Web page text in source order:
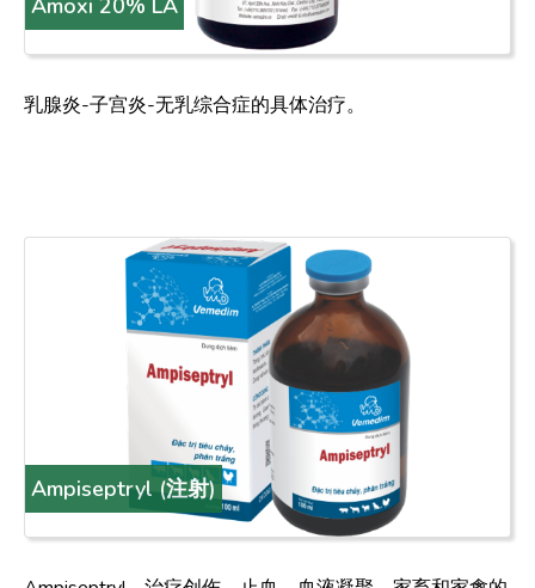
Amoxi 20% LA
乳腺炎-子宫炎-无乳综合症的具体治疗。
Ampiseptryl (注射)